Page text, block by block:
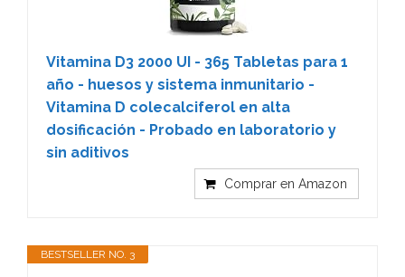
Vitamina D3 2000 UI - 365 Tabletas para 1
año - huesos y sistema inmunitario -
Vitamina D colecalciferol en alta
dosificación - Probado en laboratorio y
sin aditivos
Comprar en Amazon
BESTSELLER NO. 3